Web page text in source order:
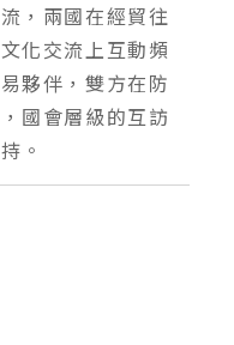
，兩國在經貿往
化交流上互動頻
夥伴，雙方在防
國會層級的互訪